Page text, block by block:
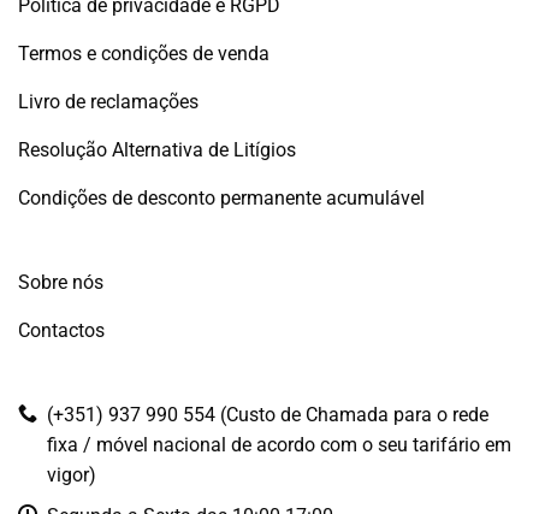
Política de privacidade e RGPD
Termos e condições de venda
Livro de reclamações
Resolução Alternativa de Litígios
Condições de desconto permanente acumulável
Sobre nós
Contactos
(+351) 937 990 554 (Custo de Chamada para o rede
fixa / móvel nacional de acordo com o seu tarifário em
vigor)